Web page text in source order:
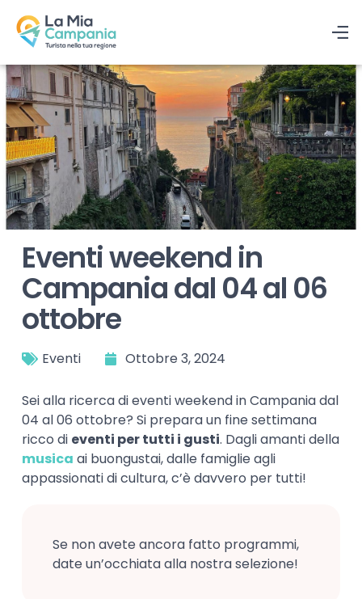
Eventi weekend in
Campania dal 04 al 06
ottobre
Eventi Ottobre 3, 2024
Sei alla ricerca di eventi weekend in Campania dal
04 al 06 ottobre? Si prepara un fine settimana
ricco di eventi per tutti i gusti. Dagli amanti della
musica ai buongustai, dalle famiglie agli
appassionati di cultura, c’è davvero per tutti!
Se non avete ancora fatto programmi,
date un’occhiata alla nostra selezione!